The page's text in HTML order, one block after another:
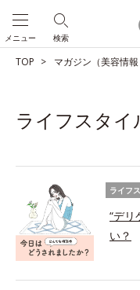
検索
メニュー
TOP マガジン（美容情報
ライフスタイ
ライフ
“デリ
い？